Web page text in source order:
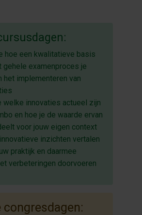
hoe een kwalitatieve basis
gehele examenproces je
het implementeren van
welke innovaties actueel zijn
en hoe je de waarde ervan
voor jouw eigen context
inzichten vertalen
praktijk en daarmee
verbeteringen doorvoeren
congresdagen: